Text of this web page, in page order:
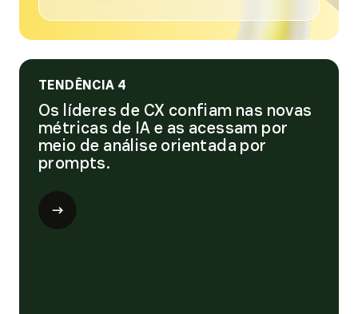
TENDÊNCIA 4
Os líderes de CX confiam nas novas
métricas de IA e as acessam por
meio de análise orientada por
prompts.
Open
modal